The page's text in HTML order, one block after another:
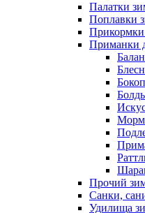
Палатки
Поплавки
Приманки
Прочий
Санки,
Удилища